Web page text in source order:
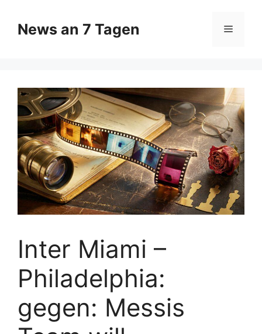
Inhalt
springen
News an 7 Tagen Menü
Inter Miami –
Philadelphia:
gegen: Messis